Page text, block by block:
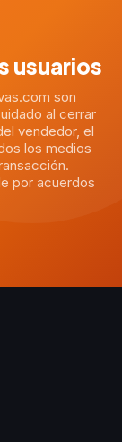
usuarios
son
al cerrar
vendedor, el
los medios
por acuerdos